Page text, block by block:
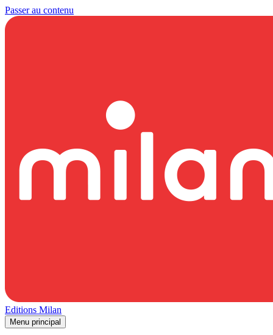
Passer au contenu
Editions Milan
Menu principal